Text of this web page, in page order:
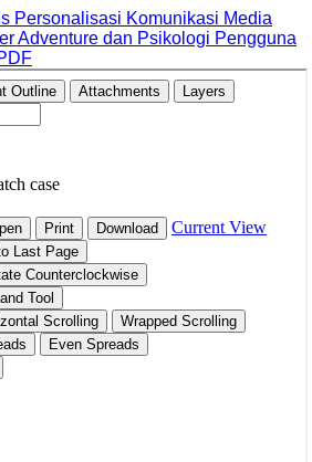
Personalisasi Komunikasi Media
Adventure dan Psikologi Pengguna